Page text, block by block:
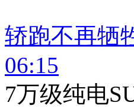
轿跑不再牺
06:15
7万级纯电